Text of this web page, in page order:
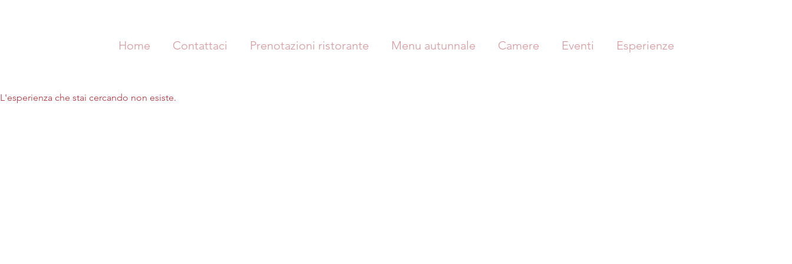
Home Contattaci Prenotazioni ristorante Menu autunnale Camere Eventi Esperienze
L'esperienza che stai cercando non esiste.